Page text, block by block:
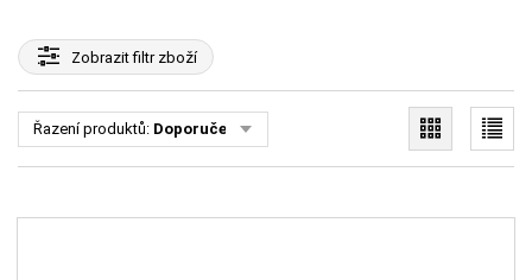
Zobrazitfiltr zboží
Řazení produktů: Doporučené